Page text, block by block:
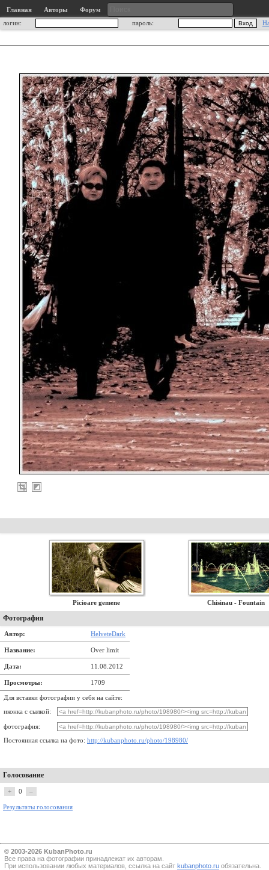
Главная Авторы
Форум
логин:
пароль:
Picioare gemene Chisinau - Fountain
Фотография
Автор: HelveteDark
Название: Over limit
Дата: 11.08.2012
Просмотры: 1709
Для вставки фотографии у себя на сайте:
иконка с сылкой:
фотография:
Постоянная ссылка на фото: http://kubanphoto.ru/photo/198980/
Голосование
+ 0 –
Результаты голосования
© 2003-2026 KubanPhoto.ru
Все прaва на фотографии принадлежат их авторам.
При использовании любых материалов, ссылка на сайт kubanphoto.ru обязательна.